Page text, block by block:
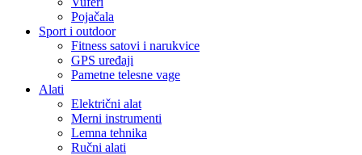
Pojačala
Sport i outdoor
Fitness satovi i narukvice
GPS uređaji
Pametne telesne vage
Alati
Električni alat
Merni instrumenti
Lemna tehnika
Ručni alati